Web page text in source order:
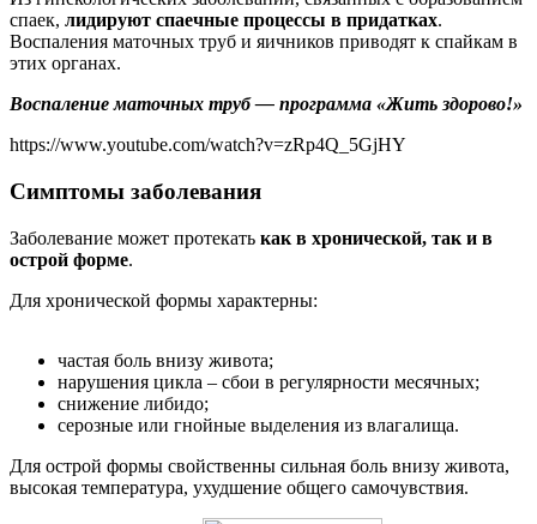
спаек, лидируют спаечные процессы в придатках.
Воспаления маточных труб и яичников приводят к спайкам в
этих органах.
Воспаление маточных труб — программа «Жить здорово!»
https://www.youtube.com/watch?v=zRp4Q_5GjHY
Симптомы заболевания
Заболевание может протекать как в хронической, так и в
острой форме.
Для хронической формы характерны:
частая боль внизу живота;
нарушения цикла – сбои в регулярности месячных;
снижение либидо;
серозные или гнойные выделения из влагалища.
Для острой формы свойственны сильная боль внизу живота,
высокая температура, ухудшение общего самочувствия.